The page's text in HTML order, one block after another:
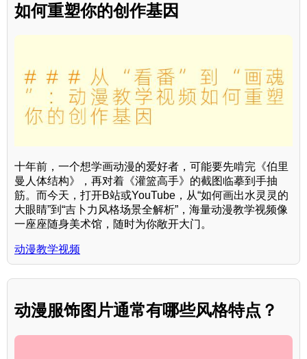
如何重塑你的创作基因
十年前，一个想学画动漫的爱好者，可能要先啃完《伯里
曼人体结构》，再对着《灌篮高手》的截图临摹到手抽
筋。而今天，打开B站或YouTube，从“如何画出水灵灵的
大眼睛”到“吉卜力风格场景全解析”，海量动漫教学视频像
一座座随身美术馆，随时为你敞开大门。
动漫教学视频
动漫服饰图片通常有哪些风格特点？